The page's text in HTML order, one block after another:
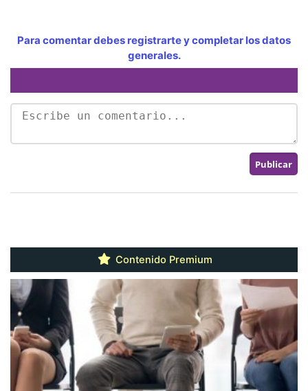
Para comentar debes registrarte y completar los datos
generales.
Contenido Premium